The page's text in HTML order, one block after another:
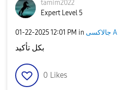
tamim2022
Expert Level 5
‎01-22-202512:01 PM in جالاكسى A
بكل تأكيد
0 Likes